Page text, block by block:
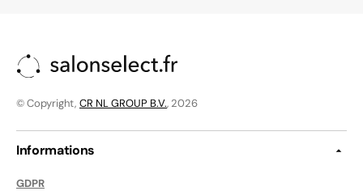
© Copyright, CR NL GROUP B.V., 2026
Informations
GDPR